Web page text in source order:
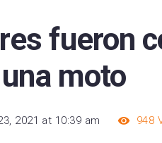
fueron
moto
2021 at 10:39 am 948